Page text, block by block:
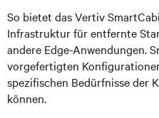
So bietet das Vertiv
Infrastruktur für entfernte
andere Edge-Anwendungen.
vorgefertigten
spezifischen Bedürfnisse der
können.